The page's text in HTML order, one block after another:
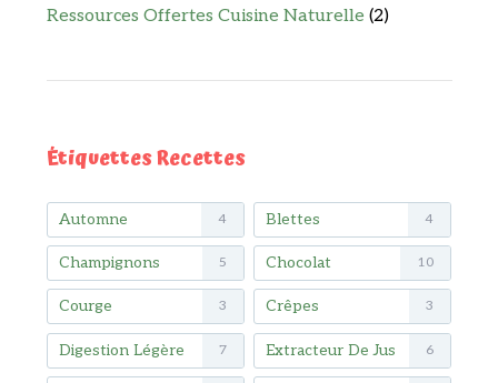
Ressources Offertes Cuisine Naturelle (2)
Étiquettes Recettes
Automne 4 Blettes 4
Champignons 5 Chocolat 10
Courge 3 Crêpes 3
Digestion Légère 7 Extracteur De Jus 6